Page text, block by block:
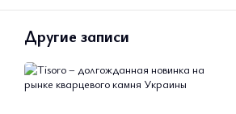
Другие записи